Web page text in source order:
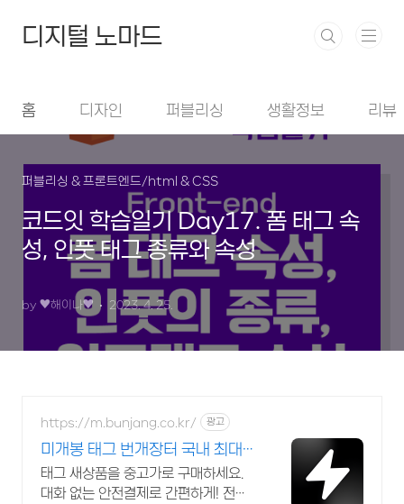
디지털 노마드
홈 디자인 퍼블리싱 생활정보 리뷰
퍼블리싱 & 프론트엔드/html & CSS
코드잇 학습일기 Day17. 폼 태그 속
성, 인풋 태그 종류와 속성
by ♥︎해이나♥︎ 2023. 4. 25.
https://m.bunjang.co.kr/ 광고
미개봉 태그 번개장터 국내 최대
브랜드 중고거래
태그 새상품을 중고가로 구매하세요.
대화 없는 안전결제로 간편하게! 전국